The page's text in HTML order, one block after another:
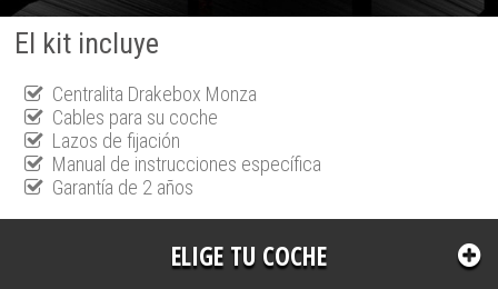
El kit incluye
Centralita Drakebox Monza
Cables para su coche
Lazos de fijación
Manual de instrucciones específica
Garantía de 2 años
ELIGE TU COCHE